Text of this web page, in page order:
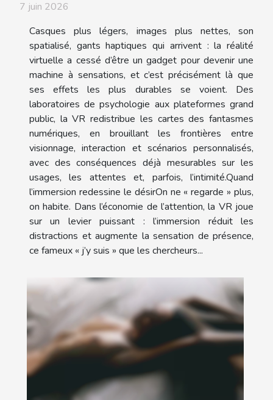
7 juin 2026
Casques plus légers, images plus nettes, son
spatialisé, gants haptiques qui arrivent : la réalité
virtuelle a cessé d’être un gadget pour devenir une
machine à sensations, et c’est précisément là que
ses effets les plus durables se voient. Des
laboratoires de psychologie aux plateformes grand
public, la VR redistribue les cartes des fantasmes
numériques, en brouillant les frontières entre
visionnage, interaction et scénarios personnalisés,
avec des conséquences déjà mesurables sur les
usages, les attentes et, parfois, l’intimité.Quand
l’immersion redessine le désirOn ne « regarde » plus,
on habite. Dans l’économie de l’attention, la VR joue
sur un levier puissant : l’immersion réduit les
distractions et augmente la sensation de présence,
ce fameux « j’y suis » que les chercheurs...